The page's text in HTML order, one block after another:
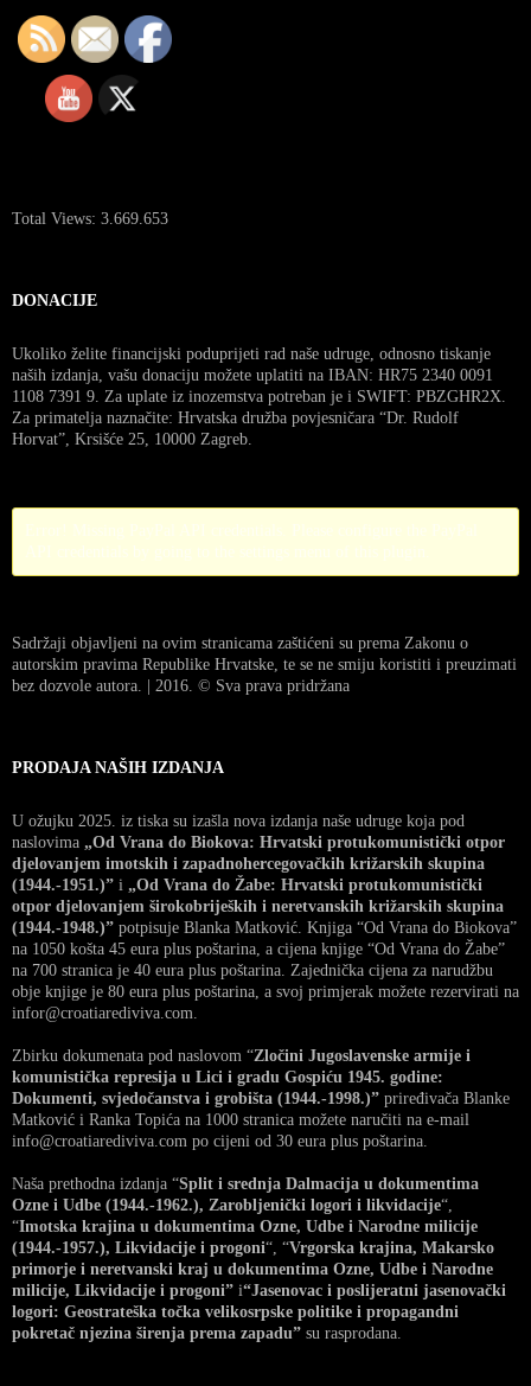
Total Views: 3.669.653
DONACIJE
Ukoliko želite financijski poduprijeti rad naše udruge, odnosno tiskanje
naših izdanja, vašu donaciju možete uplatiti na IBAN: HR75 2340 0091
1108 7391 9. Za uplate iz inozemstva potreban je i SWIFT: PBZGHR2X.
Za primatelja naznačite: Hrvatska družba povjesničara “Dr. Rudolf
Horvat”, Krsišće 25, 10000 Zagreb.
Sadržaji objavljeni na ovim stranicama zaštićeni su prema Zakonu o
autorskim pravima Republike Hrvatske, te se ne smiju koristiti i preuzimati
bez dozvole autora. | 2016. © Sva prava pridržana
PRODAJA NAŠIH IZDANJA
U ožujku 2025. iz tiska su izašla nova izdanja naše udruge koja pod
naslovima „Od Vrana do Biokova: Hrvatski protukomunistički otpor
djelovanjem imotskih i zapadnohercegovačkih križarskih skupina
(1944.-1951.)” i „Od Vrana do Žabe: Hrvatski protukomunistički
otpor djelovanjem širokobrijeških i neretvanskih križarskih skupina
(1944.-1948.)” potpisuje Blanka Matković. Knjiga “Od Vrana do Biokova”
na 1050 košta 45 eura plus poštarina, a cijena knjige “Od Vrana do Žabe”
na 700 stranica je 40 eura plus poštarina. Zajednička cijena za narudžbu
obje knjige je 80 eura plus poštarina, a svoj primjerak možete rezervirati na
infor@croatiarediviva.com.
Zbirku dokumenata pod naslovom “Zločini Jugoslavenske armije i
komunistička represija u Lici i gradu Gospiću 1945. godine:
Dokumenti, svjedočanstva i grobišta (1944.-1998.)” priređivača Blanke
Matković i Ranka Topića na 1000 stranica možete naručiti na e-mail
info@croatiarediviva.com po cijeni od 30 eura plus poštarina.
Naša prethodna izdanja “Split i srednja Dalmacija u dokumentima
Ozne i Udbe (1944.-1962.), Zarobljenički logori i likvidacije“,
“Imotska krajina u dokumentima Ozne, Udbe i Narodne milicije
(1944.-1957.), Likvidacije i progoni“, “Vrgorska krajina, Makarsko
primorje i neretvanski kraj u dokumentima Ozne, Udbe i Narodne
milicije, Likvidacije i progoni” i“Jasenovac i poslijeratni jasenovački
logori: Geostrateška točka velikosrpske politike i propagandni
pokretač njezina širenja prema zapadu” su rasprodana.